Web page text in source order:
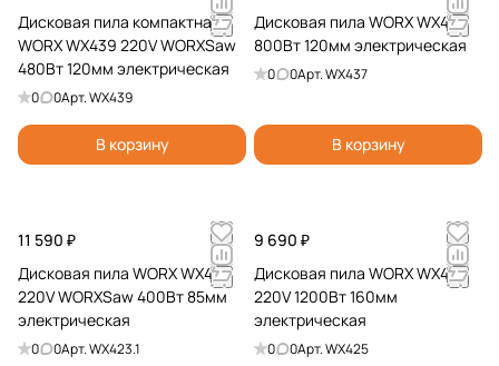
Дисковая пила компактная
WORX WX439 220V WORXSaw
480Вт 120мм электрическая
0 0Арт.WX439
В корзину
Дисковая пила WORX WX437
800Вт 120мм электрическая
0 0Арт.WX437
В корзину
11 590 ₽
Дисковая пила WORX WX423
220V WORXSaw 400Вт 85мм
электрическая
0 0Арт.WX423.1
9 690 ₽
Дисковая пила WORX WX425
220V 1200Вт 160мм
электрическая
0 0Арт.WX425